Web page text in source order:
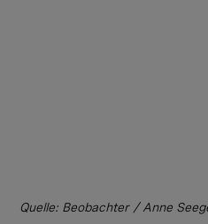
Quelle: Beobachter / Anne